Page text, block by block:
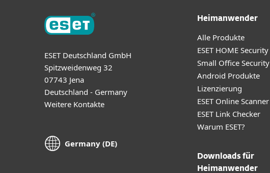
ESET Deutschland GmbH
Spitzweidenweg 32
07743 Jena
Deutschland - Germany
Weitere Kontakte
Germany (DE)
Heimanwender
Alle Produkte
ESET HOME Security
Small Office Security
Android Produkte
Lizenzierung
ESET Online Scanner
ESET Link Checker
Warum ESET?
Downloads für
Heimanwender